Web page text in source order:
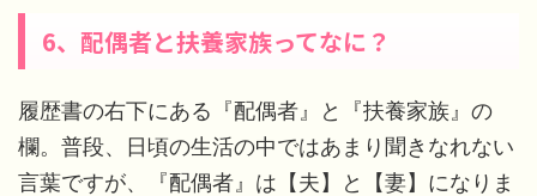
6、配偶者と扶養家族ってなに？
履歴書の右下にある『配偶者』と『扶養家族』の
欄。普段、日頃の生活の中ではあまり聞きなれない
言葉ですが、『配偶者』は【夫】と【妻】になりま